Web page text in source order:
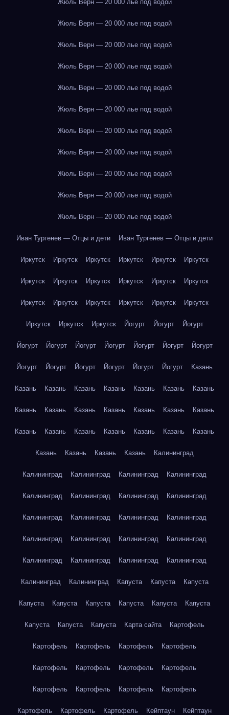
Жюль Верн — 20 000 лье под водой
Жюль Верн — 20 000 лье под водой
Жюль Верн — 20 000 лье под водой
Жюль Верн — 20 000 лье под водой
Жюль Верн — 20 000 лье под водой
Жюль Верн — 20 000 лье под водой
Жюль Верн — 20 000 лье под водой
Жюль Верн — 20 000 лье под водой
Жюль Верн — 20 000 лье под водой
Жюль Верн — 20 000 лье под водой
Жюль Верн — 20 000 лье под водой
Иван Тургенев — Отцы и дети Иван Тургенев — Отцы и дети
Иркутск Иркутск Иркутск Иркутск Иркутск Иркутск
Иркутск Иркутск Иркутск Иркутск Иркутск Иркутск
Иркутск Иркутск Иркутск Иркутск Иркутск Иркутск
Иркутск Иркутск Иркутск Йогурт Йогурт Йогурт
Йогурт Йогурт Йогурт Йогурт Йогурт Йогурт Йогурт
Йогурт Йогурт Йогурт Йогурт Йогурт Йогурт Казань
Казань Казань Казань Казань Казань Казань Казань
Казань Казань Казань Казань Казань Казань Казань
Казань Казань Казань Казань Казань Казань Казань
Казань Казань Казань Казань Калининград
Калининград Калининград Калининград Калининград
Калининград Калининград Калининград Калининград
Калининград Калининград Калининград Калининград
Калининград Калининград Калининград Калининград
Калининград Калининград Калининград Калининград
Калининград Калининград Капуста Капуста Капуста
Капуста Капуста Капуста Капуста Капуста Капуста
Капуста Капуста Капуста Карта сайта Картофель
Картофель Картофель Картофель Картофель
Картофель Картофель Картофель Картофель
Картофель Картофель Картофель Картофель
Картофель Картофель Картофель Кейптаун Кейптаун